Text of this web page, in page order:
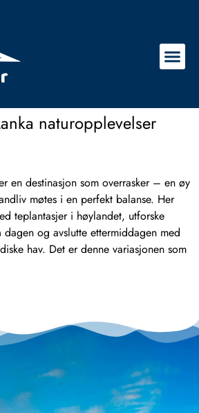
naturopplevelser
en destinasjon som overrasker – en øy
møtes i en perfekt balanse. Her
teplantasjer i høylandet, utforske
og avslutte ettermiddagen med
hav. Det er denne variasjonen som